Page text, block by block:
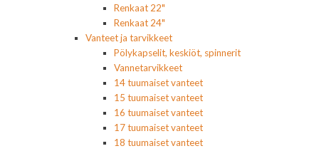
Renkaat 22"
Renkaat 24"
Vanteet ja tarvikkeet
Pölykapselit, keskiöt, spinnerit
Vannetarvikkeet
14 tuumaiset vanteet
15 tuumaiset vanteet
16 tuumaiset vanteet
17 tuumaiset vanteet
18 tuumaiset vanteet